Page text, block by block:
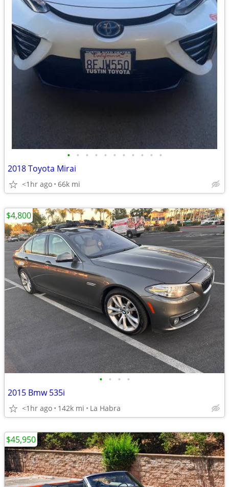
• • • • • • • • • • •
2018 Toyota Mirai
<1hr ago 66k mi
• • • •
2015 Bmw 535i
<1hr ago 142k mi La Habra
$4,800
$45,950